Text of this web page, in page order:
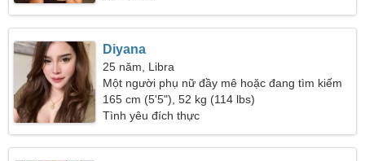
Diyana
25 năm, Libra
Một người phụ nữ đầy mê hoặc đang tìm kiếm
một mối quan hệ nồng nàn
165 cm (5'5"), 52 kg (114 lbs)
Tình yêu đích thực